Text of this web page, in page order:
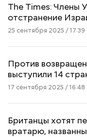
The Times: Члены
отстранение
25 сентября 2025 / 17:39
Против
выступили 14
17 сентября 2025 / 16:48
Британцы хотят
вратарю,